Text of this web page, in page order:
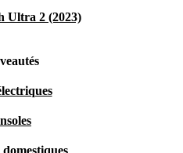
Ultra 2 (2023)